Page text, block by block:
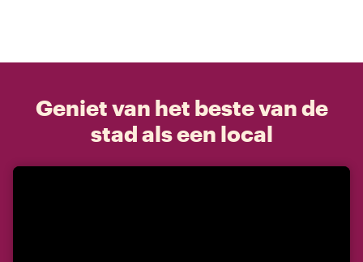
Geniet van het beste van de
stad als een local